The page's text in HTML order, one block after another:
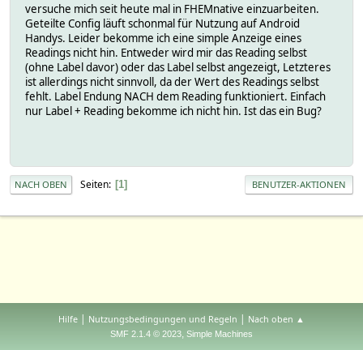
versuche mich seit heute mal in FHEMnative einzuarbeiten.
Geteilte Config läuft schonmal für Nutzung auf Android
Handys. Leider bekomme ich eine simple Anzeige eines
Readings nicht hin. Entweder wird mir das Reading selbst
(ohne Label davor) oder das Label selbst angezeigt, Letzteres
ist allerdings nicht sinnvoll, da der Wert des Readings selbst
fehlt. Label Endung NACH dem Reading funktioniert. Einfach
nur Label + Reading bekomme ich nicht hin. Ist das ein Bug?
NACH OBEN Seiten 1 BENUTZER-AKTIONEN
Hilfe | Nutzungsbedingungen und Regeln | Nach oben ▲
SMF 2.1.4 © 2023, Simple Machines